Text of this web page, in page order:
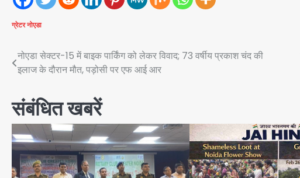
ग्रेटर नोएडा
Post
navigation
नोएडा सेक्टर-15 में बाइक पार्किंग को लेकर विवाद; 73 वर्षीय प्रकाश चंद की
इलाज के दौरान मौत, पड़ोसी पर एफ आई आर
संबंधित खबरें